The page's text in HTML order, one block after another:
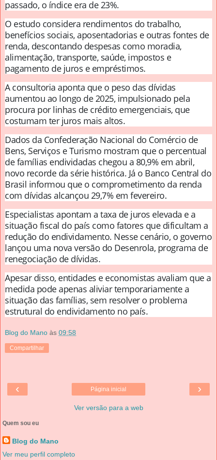
passado, o índice era de 23%.
O estudo considera rendimentos do trabalho,
benefícios sociais, aposentadorias e outras fontes de
renda, descontando despesas como moradia,
alimentação, transporte, saúde, impostos e
pagamento de juros e empréstimos.
A consultoria aponta que o peso das dívidas
aumentou ao longo de 2025, impulsionado pela
procura por linhas de crédito emergenciais, que
costumam ter juros mais altos.
Dados da Confederação Nacional do Comércio de
Bens, Serviços e Turismo mostram que o percentual
de famílias endividadas chegou a 80,9% em abril,
novo recorde da série histórica. Já o Banco Central do
Brasil informou que o comprometimento da renda
com dívidas alcançou 29,7% em fevereiro.
Especialistas apontam a taxa de juros elevada e a
situação fiscal do país como fatores que dificultam a
redução do endividamento. Nesse cenário, o governo
lançou uma nova versão do Desenrola, programa de
renegociação de dívidas.
Apesar disso, entidades e economistas avaliam que a
medida pode apenas aliviar temporariamente a
situação das famílias, sem resolver o problema
estrutural do endividamento no país.
Blog do Mano às 09:58
Compartilhar
‹ ›
Página inicial
Ver versão para a web
Quem sou eu
Blog do Mano
Ver meu perfil completo